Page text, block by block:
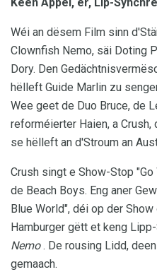
Wéi an dësem Film sinn
Clownfish Nemo, säi Doting
Dory. Den
hëlleft Guide Marlin zu
Wee geet de Duo Bruce, de
reforméierter Haien, a
se hëlleft an d'Stroum an
Crush singt e Show-Stop
de Beach Boys. Eng aner
Blue World", déi op der
Hamburger gëtt et keng
Nemo. De rousing Lidd,
gemaach.